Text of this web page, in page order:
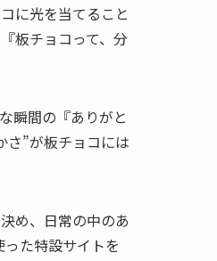
に光を当てること
板チョコって、分
瞬間の『ありがと
さ”が板チョコには
め、日常の中のあ
た特設サイトを